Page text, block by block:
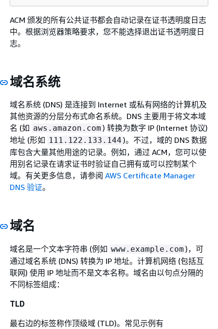
ACM 颁发的所有公共证书都会自动记录在证书透明度日志
中。根据浏览器策略要求，您不能选择退出证书透明度日
志。
域名系统
域名系统 (DNS) 是连接到 Internet 或私有网络的计算机及
其他资源的分层分布式命名系统。DNS 主要用于将文本域
名 (如 aws.amazon.com ) 转换为数字 IP (Internet 协议)
地址 (形如 111.122.133.144 )。不过，域的 DNS 数据
库包含大量其他用途的记录。例如，通过 ACM，您可以使
用别名记录在请求证书时验证自己拥有或可以控制某个
域。有关更多信息，请参阅 AWS Certificate Manager
DNS 验证。
域名
域名是一个文本字符串 (例如 www.example.com )，可
通过域名系统 (DNS) 转换为 IP 地址。计算机网络 (包括互
联网) 使用 IP 地址而不是文本名称。域名由以句点分隔的
不同标签组成：
TLD
最右边的标签称作顶级域 (TLD)。常见示例有